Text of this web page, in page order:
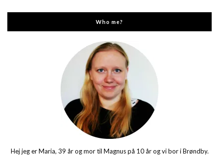
Who me?
Hej jeg er Maria, 39 år og mor til Magnus på 10 år og vi bor i Brøndby.